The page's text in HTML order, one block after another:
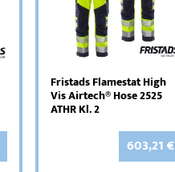
Fristads Flamestat High
Vis Airtech® Hose 2525
ATHR Kl. 2
603,21€